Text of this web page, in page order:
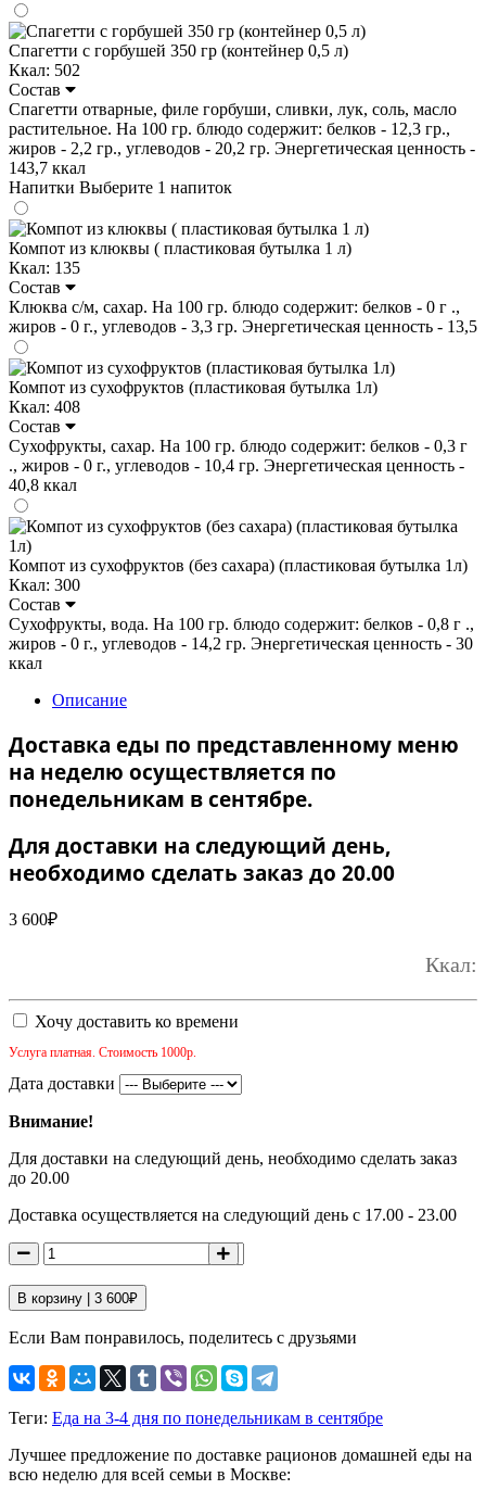
Спагетти с горбушей 350 гр (контейнер 0,5 л)
Ккал: 502
Состав
Спагетти отварные, филе горбуши, сливки, лук, соль, масло
растительное. На 100 гр. блюдо содержит: белков - 12,3 гр.,
жиров - 2,2 гр., углеводов - 20,2 гр. Энергетическая ценность -
143,7 ккал
Напитки Выберите 1 напиток
Компот из клюквы ( пластиковая бутылка 1 л)
Ккал: 135
Состав
Клюква с/м, сахар. На 100 гр. блюдо содержит: белков - 0 г .,
жиров - 0 г., углеводов - 3,3 гр. Энергетическая ценность - 13,5
Компот из сухофруктов (пластиковая бутылка 1л)
Ккал: 408
Состав
Сухофрукты, сахар. На 100 гр. блюдо содержит: белков - 0,3 г
., жиров - 0 г., углеводов - 10,4 гр. Энергетическая ценность -
40,8 ккал
Компот из сухофруктов (без сахара) (пластиковая бутылка 1л)
Ккал: 300
Состав
Сухофрукты, вода. На 100 гр. блюдо содержит: белков - 0,8 г .,
жиров - 0 г., углеводов - 14,2 гр. Энергетическая ценность - 30
ккал
Описание
Доставка еды по представленному меню
на неделю осуществляется по
понедельникам в сентябре.
Для доставки на следующий день,
необходимо сделать заказ до 20.00
3 600₽
Ккал:
Хочу доставить ко времени
Услуга платная. Стоимость 1000р.
Дата доставки
Внимание!
Для доставки на следующий день, необходимо сделать заказ
до 20.00
Доставка осуществляется на следующий день с 17.00 - 23.00
В корзину | 3 600₽
Если Вам понравилось, поделитесь с друзьями
Теги: Еда на 3-4 дня по понедельникам в сентябре
Лучшее предложение по доставке рационов домашней еды на
всю неделю для всей семьи в Москве: